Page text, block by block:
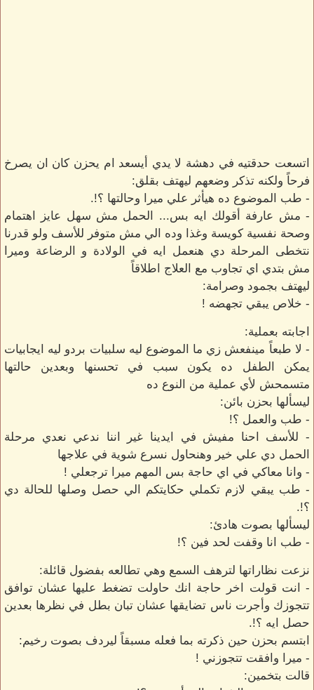
اتسعت حدقتيه في دهشة لا يدي أيسعد ام يحزن كان ان يصرخ
فرحاً ولكنه تذكر وضعهم ليهتف بقلق:
- طب الموضوع ده هيأثر علي ميرا وحالتها ؟!.
- مش عارفة أقولك ايه بس... الحمل مش سهل عايز اهتمام
وصحة نفسية كويسة وغذا وده الي مش متوفر للأسف ولو قدرنا
نتخطى المرحلة دي هنعمل ايه في الولادة و الرضاعة وميرا
مش بتدي اي تجاوب مع العلاج اطلاقاً
ليهتف بجمود وصرامة:
- خلاص يبقي تجهضه !
اجابته بعملية:
- لا طبعاً مينفعش زي ما الموضوع ليه سلبيات بردو ليه ايجابيات
يمكن الطفل ده يكون سبب في تحسنها وبعدين حالتها
متسمحش لأي عملية من النوع ده
ليسألها بحزن بائن:
- طب والعمل ؟!
- للأسف احنا مفيش في ايدينا غير اننا ندعي نعدي مرحلة
الحمل دي علي خير وهنحاول نسرع شوية في علاجها
- وانا معاكي في اي حاجة بس المهم ميرا ترجعلي !
- طب يبقي لازم تكملي حكايتكم الي حصل وصلها للحالة دي
؟!.
ليسألها بصوت هادئ:
- طب انا وقفت لحد فين ؟!
نزعت نظاراتها لترهف السمع وهي تطالعه بفضول قائلة:
- انت قولت اخر حاجة انك حاولت تضغط عليها عشان توافق
تتجوزك وأجرت ناس تضايقها عشان تبان بطل في نظرها بعدين
حصل ايه ؟!.
ابتسم بحزن حين ذكرته بما فعله مسبقاً ليردف بصوت رخيم:
- ميرا وافقت تتجوزني !
قالت بتخمين: